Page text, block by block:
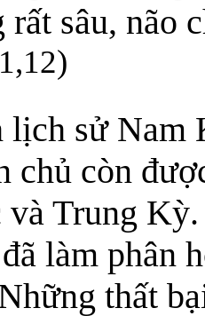
sâu, não
lịch sử Nam
chủ còn
Trung
làm phân
thất